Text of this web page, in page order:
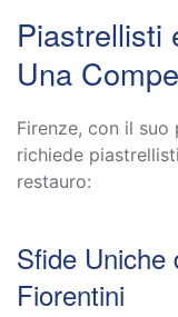
Piastrellisti
Una
Firenze, con il
richiede
restauro:
Sfide Uniche
Fiorentini